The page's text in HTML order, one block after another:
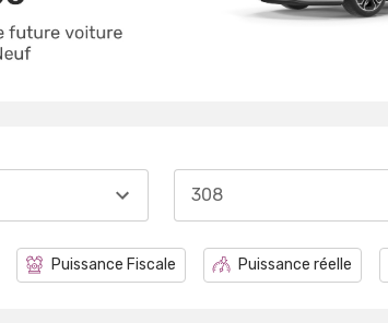
308
Puissance Fiscale Puissance réelle